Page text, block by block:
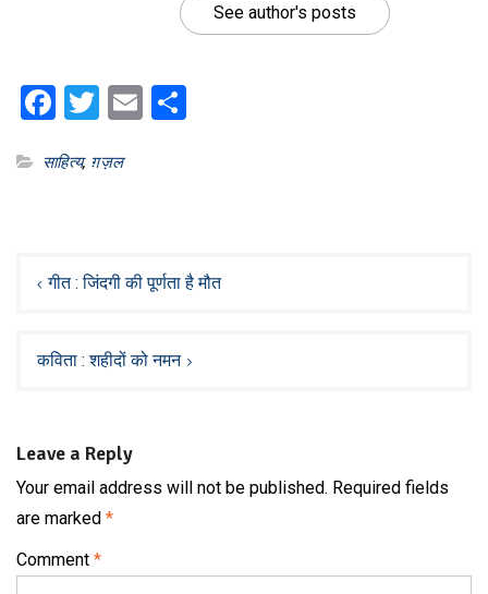
See author's posts
Facebook
Twitter
Email
साहित्य, ग़ज़ल
navigation
गीत : जिंदगी की पूर्णता है मौत
कविता : शहीदों को नमन
Leave a Reply
Your email address will not be published. Required fields
are marked *
Comment *